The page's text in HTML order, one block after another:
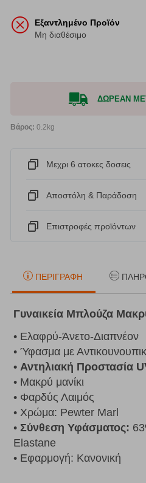
Εξαντλημένο Προϊόν
Μη διαθέσιμο
ΔΩΡΕΑΝ
Βάρος: 0.2kg
Μεχρι 6 ατοκες δοσεις
Αποστόλη & Παράδοση
Eπιστροφές προϊόντων
ΠΕΡΙΓΡΑΦΉ
Γυναικεία Μπλούζα
• Ελαφρύ-Άνετο-Διαπνέον
• Ύφασμα με
• Αντηλιακή Προστασία
• Μακρύ μανίκι
• Φαρδύς Λαιμός
• Χρώμα: Pewter Marl
•Σύνθεση Υφάσματος:
Elastane
• Εφαρμογή: Κανονική